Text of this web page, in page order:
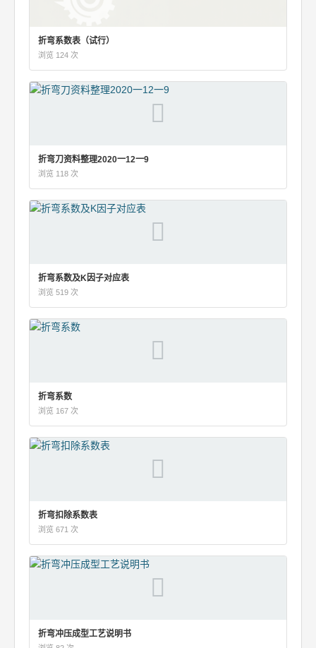
折弯系数表（试行）
浏览 124 次
折弯刀资料整理2020一12一9
浏览 118 次
折弯系数及K因子对应表
浏览 519 次
折弯系数
浏览 167 次
折弯扣除系数表
浏览 671 次
折弯冲压成型工艺说明书